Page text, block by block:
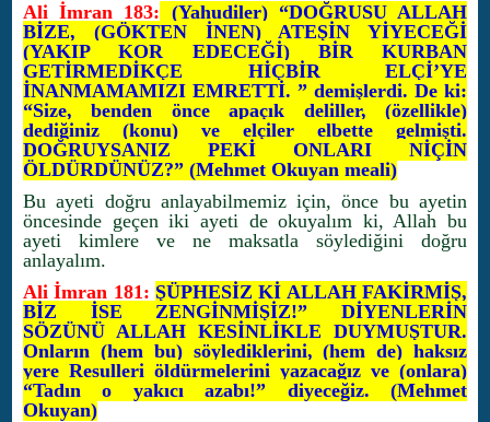
Ali İmran 183: (Yahudiler) “DOĞRUSU ALLAH
BİZE, (GÖKTEN İNEN) ATEŞİN YİYECEĞİ
(YAKIP KOR EDECEĞİ) BİR KURBAN
GETİRMEDİKÇE HİÇBİR ELÇİ’YE
İNANMAMAMIZI EMRETTİ. ” demişlerdi. De ki:
“Size, benden önce apaçık deliller, (özellikle)
dediğiniz (konu) ve elçiler elbette gelmişti.
DOĞRUYSANIZ PEKİ ONLARI NİÇİN
ÖLDÜRDÜNÜZ?” (Mehmet Okuyan meali)
Bu ayeti doğru anlayabilmemiz için, önce bu ayetin
öncesinde geçen iki ayeti de okuyalım ki, Allah bu
ayeti kimlere ve ne maksatla söylediğini doğru
anlayalım.
Ali İmran 181: ŞÜPHESİZ Kİ ALLAH FAKİRMİŞ,
BİZ İSE ZENGİNMİŞİZ!” DİYENLERİN
SÖZÜNÜ ALLAH KESİNLİKLE DUYMUŞTUR.
Onların (hem bu) söylediklerini, (hem de) haksız
yere Resulleri öldürmelerini yazacağız ve (onlara)
“Tadın o yakıcı azabı!” diyeceğiz. (Mehmet
Okuyan)